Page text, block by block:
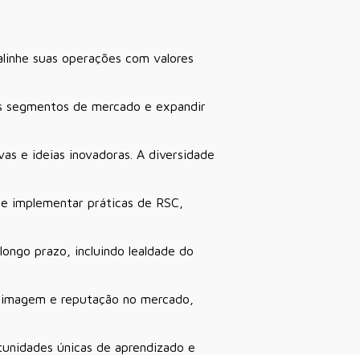
suas operações com valores
segmentos de mercado e expandir
e ideias inovadoras. A diversidade
práticas de RSC,
prazo, incluindo lealdade do
e reputação no mercado,
únicas de aprendizado e